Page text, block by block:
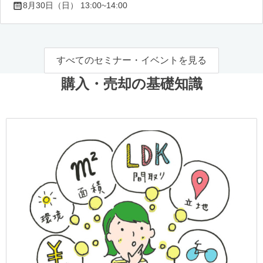
8月30日（日） 13:00~14:00
すべてのセミナー・イベントを見る
購入・売却の基礎知識